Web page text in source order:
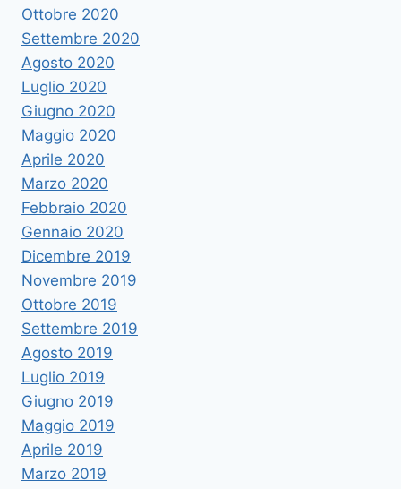
Ottobre 2020
Settembre 2020
Agosto 2020
Luglio 2020
Giugno 2020
Maggio 2020
Aprile 2020
Marzo 2020
Febbraio 2020
Gennaio 2020
Dicembre 2019
Novembre 2019
Ottobre 2019
Settembre 2019
Agosto 2019
Luglio 2019
Giugno 2019
Maggio 2019
Aprile 2019
Marzo 2019